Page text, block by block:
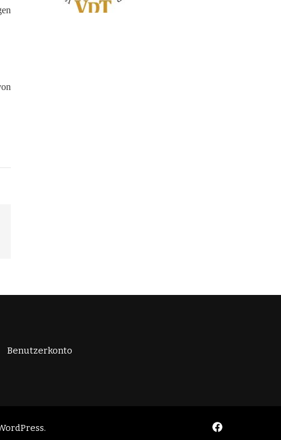
Benutzerkonto
.